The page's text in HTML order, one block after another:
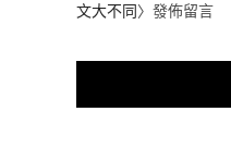
文大不同〉發佈留言